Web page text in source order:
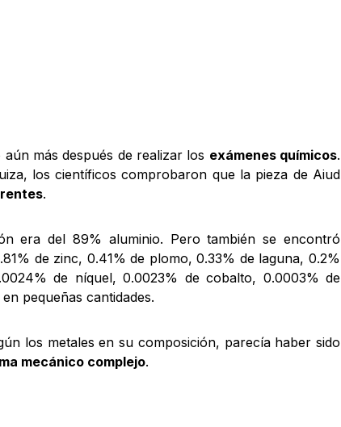
más después de realizar los exámenes químicos.
los científicos comprobaron que la pieza de Aiud
.
era del 89% aluminio. Pero también se encontró
de zinc, 0.41% de plomo, 0.33% de laguna, 0.2%
de níquel, 0.0023% de cobalto, 0.0003% de
pequeñas cantidades.
los metales en su composición, parecía haber sido
mecánico complejo.